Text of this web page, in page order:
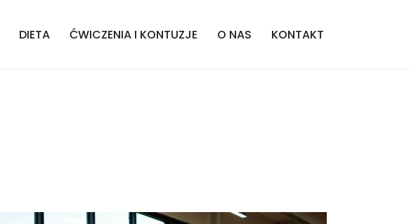
DIETA ĆWICZENIA I KONTUZJE O NAS KONTAKT